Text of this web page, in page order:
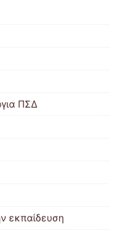
ΠΣΔ
εκπαίδευση